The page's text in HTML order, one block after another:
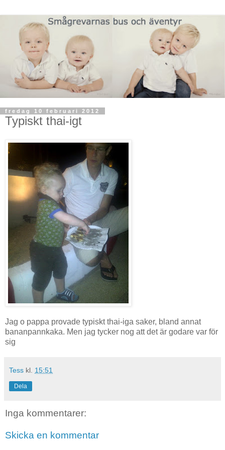
fredag 10 februari 2012
Typiskt thai-igt
Jag o pappa provade typiskt thai-iga saker, bland annat
bananpannkaka. Men jag tycker nog att det är godare var för
sig
Tess kl. 15:51
Dela
Inga kommentarer:
Skicka en kommentar